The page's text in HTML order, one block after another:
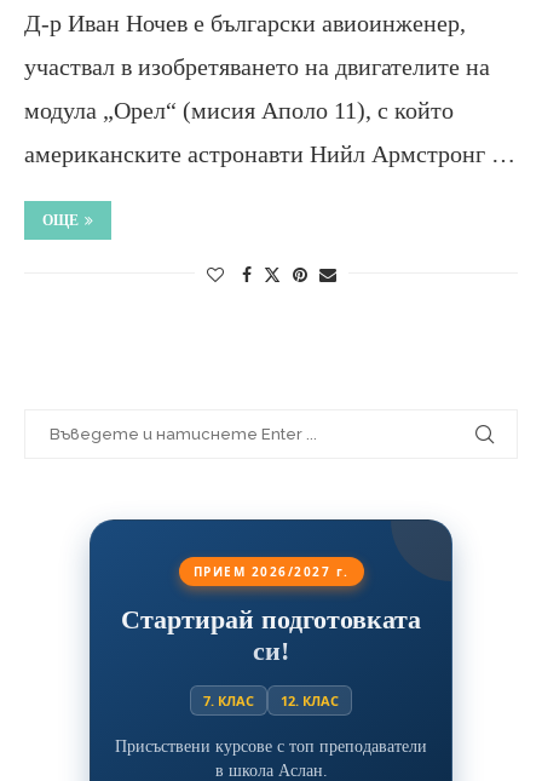
Д-р Иван Ночев е български авиоинженер,
участвал в изобретяването на двигателите на
модула „Орел“ (мисия Аполо 11), с който
американските астронавти Нийл Армстронг …
ОЩЕ
ПРИЕМ 2026/2027 г.
Стартирай подготовката
си!
7. КЛАС 12. КЛАС
Присъствени курсове с топ преподаватели
в школа Аслан.